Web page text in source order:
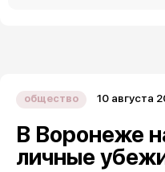
общество 10 августа
В Воронеже
личные